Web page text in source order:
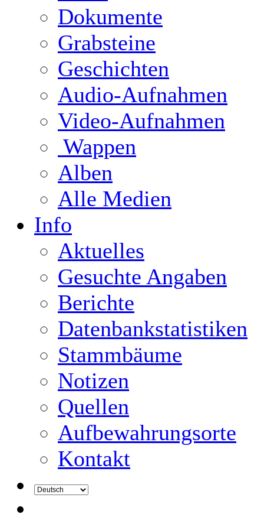
Dokumente
Grabsteine
Geschichten
Audio-Aufnahmen
Video-Aufnahmen
Wappen
Alben
Alle Medien
Info
Aktuelles
Gesuchte Angaben
Berichte
Datenbankstatistiken
Stammbäume
Notizen
Quellen
Aufbewahrungsorte
Kontakt